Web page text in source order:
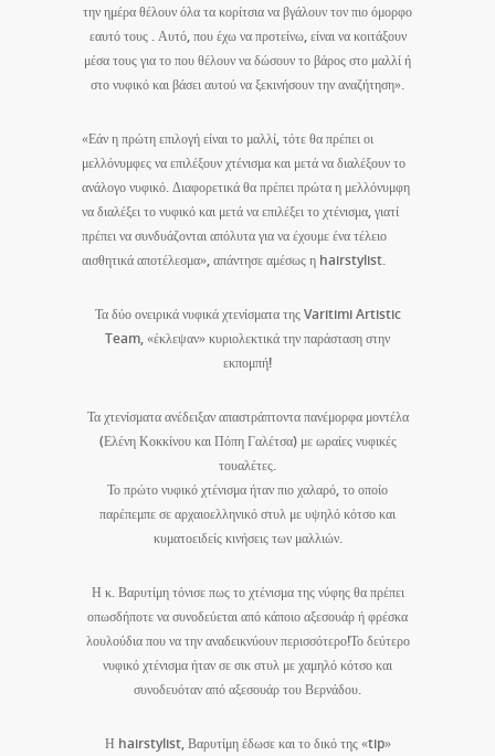
την ημέρα θέλουν όλα τα κορίτσια να βγάλουν τον πιο όμορφο
εαυτό τους . Αυτό, που έχω να προτείνω, είναι να κοιτάξουν
μέσα τους για το που θέλουν να δώσουν το βάρος στο μαλλί ή
στο νυφικό και βάσει αυτού να ξεκινήσουν την αναζήτηση».
«Εάν η πρώτη επιλογή είναι το μαλλί, τότε θα πρέπει οι
μελλόνυμφες να επιλέξουν χτένισμα και μετά να διαλέξουν το
ανάλογο νυφικό. Διαφορετικά θα πρέπει πρώτα η μελλόνυμφη
να διαλέξει το νυφικό και μετά να επιλέξει το χτένισμα, γιατί
πρέπει να συνδυάζονται απόλυτα για να έχουμε ένα τέλειο
αισθητικά αποτέλεσμα», απάντησε αμέσως η hairstylist.
Τα δύο ονειρικά νυφικά χτενίσματα της Varitimi Artistic
Team, «έκλεψαν» κυριολεκτικά την παράσταση στην
εκπομπή!
Τα χτενίσματα ανέδειξαν απαστράπτοντα πανέμορφα μοντέλα
(Ελένη Κοκκίνου και Πόπη Γαλέτσα) με ωραίες νυφικές
τουαλέτες.
Το πρώτο νυφικό χτένισμα ήταν πιο χαλαρό, το οποίο
παρέπεμπε σε αρχαιοελληνικό στυλ με υψηλό κότσο και
κυματοειδείς κινήσεις των μαλλιών.
Η κ. Βαρυτίμη τόνισε πως το χτένισμα της νύφης θα πρέπει
οπωσδήποτε να συνοδεύεται από κάποιο αξεσουάρ ή φρέσκα
λουλούδια που να την αναδεικνύουν περισσότερο!Το δεύτερο
νυφικό χτένισμα ήταν σε σικ στυλ με χαμηλό κότσο και
συνοδευόταν από αξεσουάρ του Βερνάδου.
Η hairstylist, Βαρυτίμη έδωσε και το δικό της «tip»